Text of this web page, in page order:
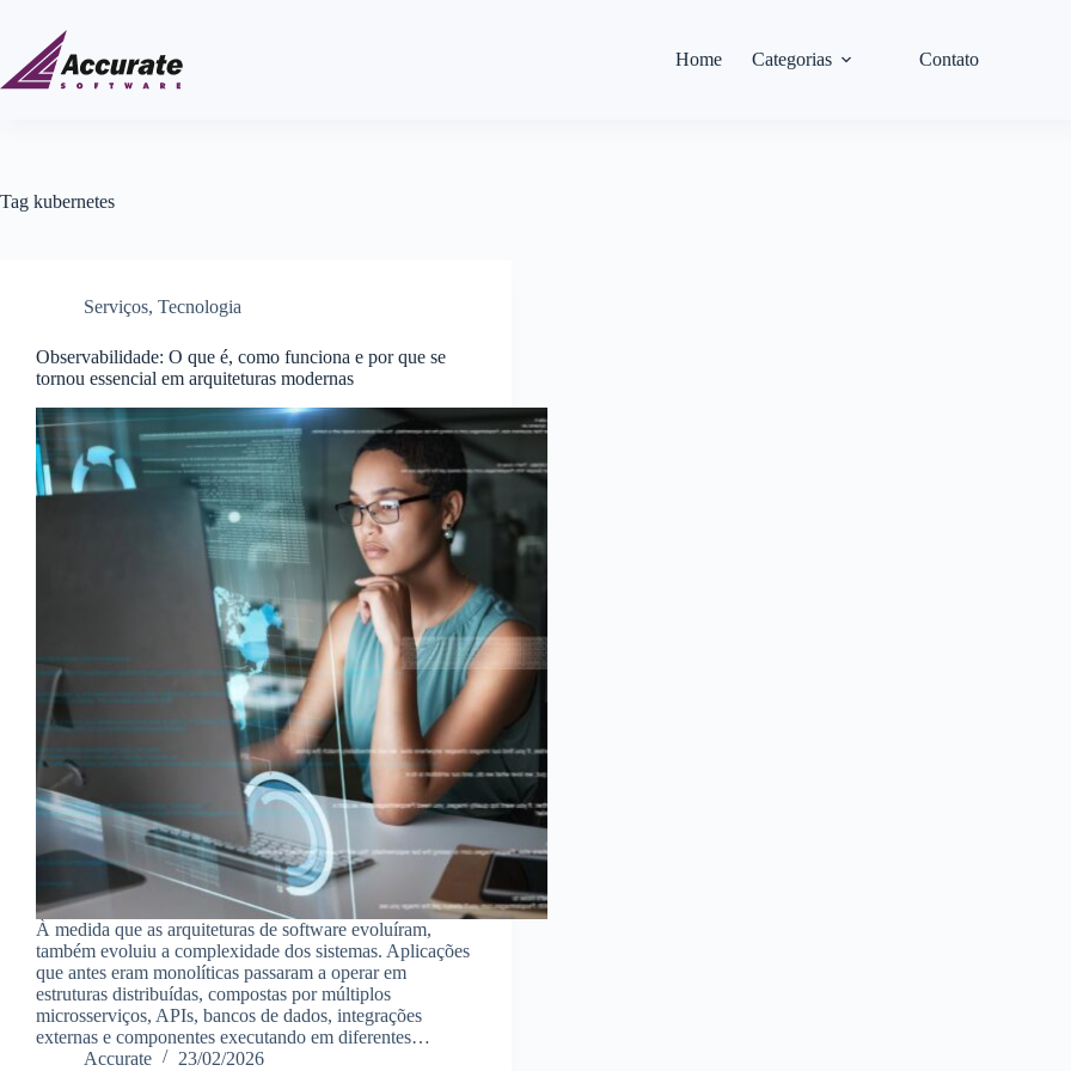
Home Categorias Contato
Tag kubernetes
Serviços, Tecnologia
Observabilidade: O que é, como funciona e por que se
tornou essencial em arquiteturas modernas
À medida que as arquiteturas de software evoluíram,
também evoluiu a complexidade dos sistemas. Aplicações
que antes eram monolíticas passaram a operar em
estruturas distribuídas, compostas por múltiplos
microsserviços, APIs, bancos de dados, integrações
externas e componentes executando em diferentes…
Accurate
23/02/2026